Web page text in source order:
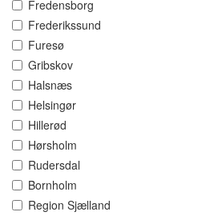
Fredensborg
Frederikssund
Furesø
Gribskov
Halsnæs
Helsingør
Hillerød
Hørsholm
Rudersdal
Bornholm
Region Sjælland